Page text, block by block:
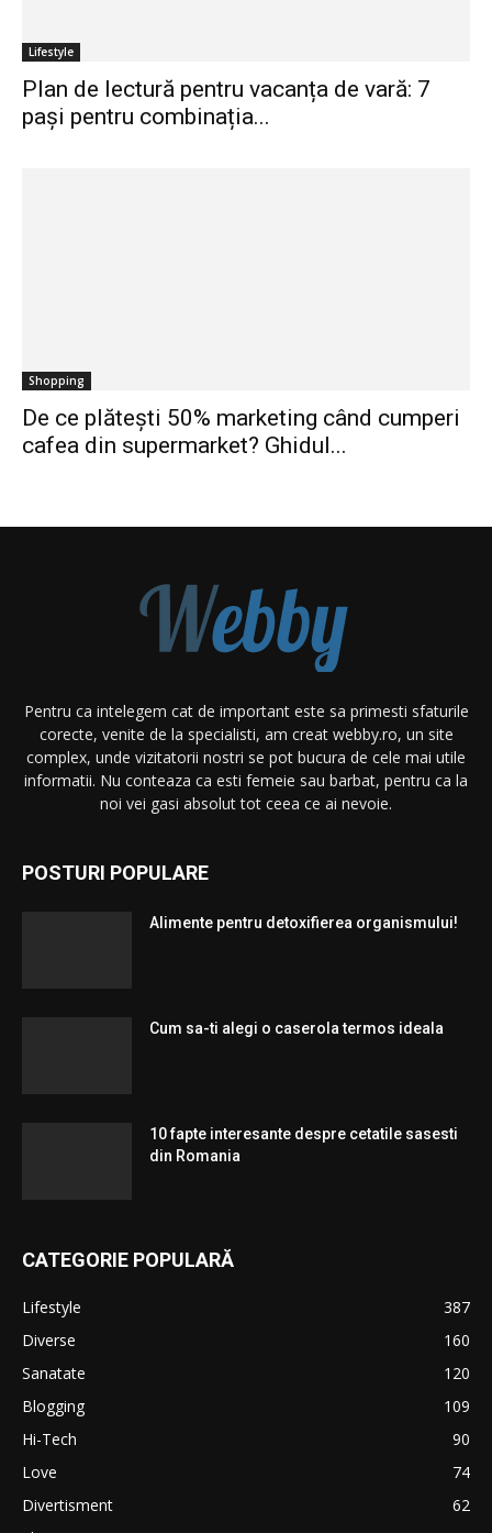
Lifestyle
Plan de lectură pentru vacanța de vară: 7
pași pentru combinația...
Shopping
De ce plătești 50% marketing când cumperi
cafea din supermarket? Ghidul...
Pentru ca intelegem cat de important este sa primesti sfaturile
corecte, venite de la specialisti, am creat webby.ro, un site
complex, unde vizitatorii nostri se pot bucura de cele mai utile
informatii. Nu conteaza ca esti femeie sau barbat, pentru ca la
noi vei gasi absolut tot ceea ce ai nevoie.
POSTURI POPULARE
Alimente pentru detoxifierea organismului!
Cum sa-ti alegi o caserola termos ideala
10 fapte interesante despre cetatile sasesti
din Romania
CATEGORIE POPULARĂ
Lifestyle
387
Diverse
160
Sanatate
120
Blogging
109
Hi-Tech
90
Love
74
Divertisment
62